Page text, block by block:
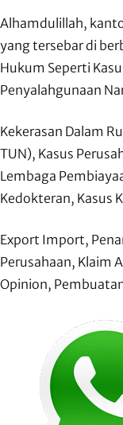
Alhamdulillah,
yang tersebar di
Hukum Seperti
Penyalahgunaan
Kekerasan Dalam
TUN), Kasus
Lembaga
Kedokteran, Kasus
Export Import,
Perusahaan, Klaim
Opinion,